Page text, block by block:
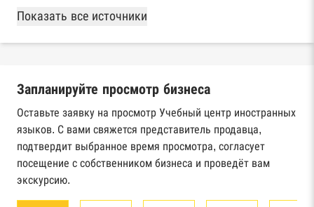
База Росстата
Реестры ЕГРЮЛ и ЕГРИП Федеральной
Реестр государственных контрактов
Федерального казначейства
Картотека арбитражных дел Высшего
арбитражного суда
Единый федеральный реестр сведений о
Показать все источники
Запланируйте просмотр бизнеса
Оставьте заявку на просмотр Учебный центр иностранных
языков. С вами свяжется представитель продавца,
подтвердит выбранное время просмотра, согласует
посещение с собственником бизнеса и проведёт вам
экскурсию.